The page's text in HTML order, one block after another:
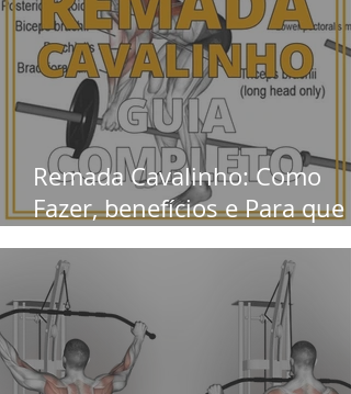
Remada Cavalinho: Como
Fazer, benefícios e Para que
serve